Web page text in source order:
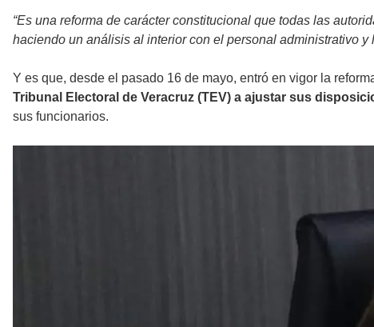
“Es una reforma de carácter constitucional que todas las
haciendo un análisis al interior con el personal administrativo
Y es que, desde el pasado 16 de mayo, entró en vigor la
Tribunal Electoral de Veracruz (TEV) a ajustar sus
sus funcionarios.